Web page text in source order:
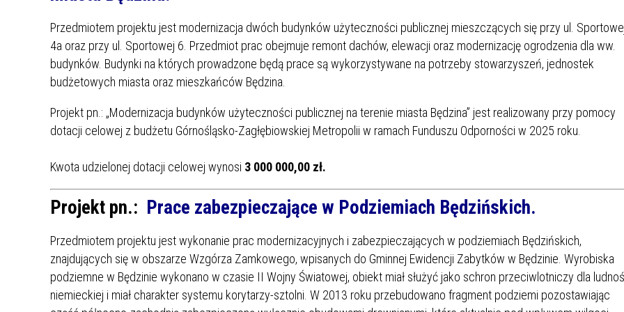
Przedmiotem projektu jest modernizacja dwóch budynków użyteczności publicznej mieszczących się przy ul.
4a oraz przy ul. Sportowej 6. Przedmiot prac obejmuje remont dachów, elewacji oraz modernizację ogrodzenia dla ww.
budynków. Budynki na których prowadzone będą prace są wykorzystywane na potrzeby stowarzyszeń, jednostek
budżetowych miasta oraz mieszkańców Będzina.
Projekt pn.: „Modernizacja budynków użyteczności publicznej na terenie miasta Będzina” jest realizowany przy pomocy
dotacji celowej z budżetu Górnośląsko-Zagłębiowskiej Metropolii w ramach Funduszu Odporności w 2025 roku.
Kwota udzielonej dotacji celowej wynosi 3 000 000,00 zł.
Projekt pn.: Prace zabezpieczające w Podziemiach Będzińskich.
Przedmiotem projektu jest wykonanie prac modernizacyjnych i zabezpieczających w podziemiach Będzińskich,
znajdujących się w obszarze Wzgórza Zamkowego, wpisanych do Gminnej Ewidencji Zabytków w Będzinie. Wyrobiska
podziemne w Będzinie wykonano w czasie II Wojny Światowej, obiekt miał służyć jako schron przeciwlotniczy dla
niemieckiej i miał charakter systemu korytarzy-sztolni. W 2013 roku przebudowano fragment podziemi pozostawiając